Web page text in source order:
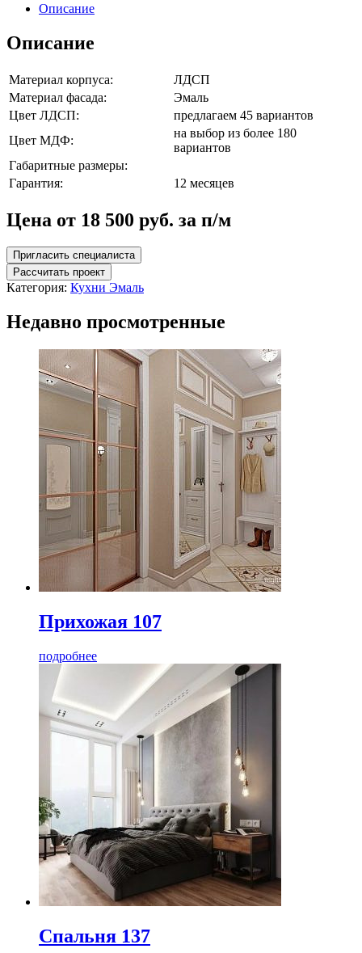
Описание
Описание
Материал корпуса:
ЛДСП
Материал фасада:
Эмаль
Цвет ЛДСП:
предлагаем 45 вариантов
Цвет МДФ:
на выбор из более 180
вариантов
Габаритные размеры:
Гарантия:
12 месяцев
Цена от 18 500 руб. за п/м
Пригласить специалиста
Рассчитать проект
Категория: Кухни Эмаль
Недавно просмотренные
Прихожая 107
подробнее
Спальня 137